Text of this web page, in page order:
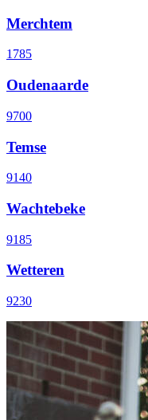
Merchtem
1785
Oudenaarde
9700
Temse
9140
Wachtebeke
9185
Wetteren
9230